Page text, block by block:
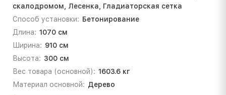
скалодромом, Лесенка, Гладиаторская сетка
Способ установки: Бетонирование
Длина: 1070 см
Ширина: 910 см
Высота: 300 см
Вес товара (основной): 1603.6 кг
Материал основной: Дерево